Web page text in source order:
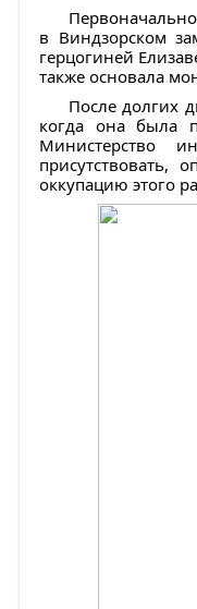
в Виндзорском
герцогиней
также основала
После долгих
когда она была
Министерство
присутствовать,
оккупацию этого